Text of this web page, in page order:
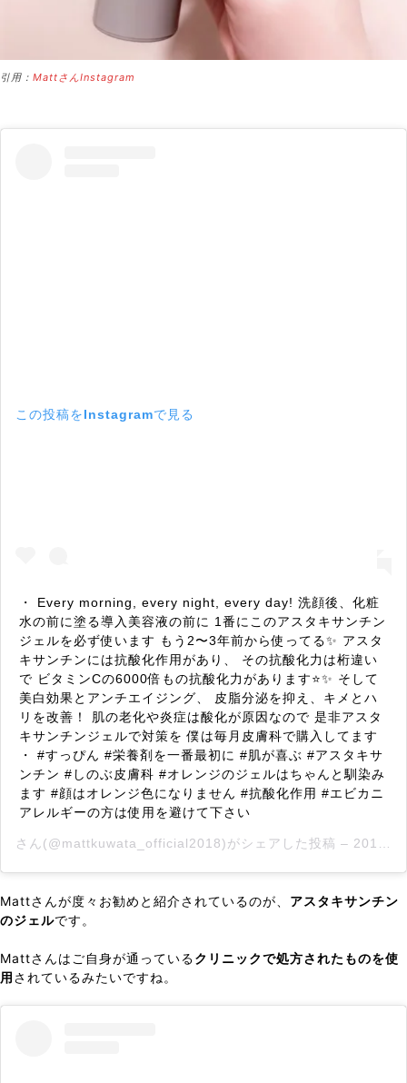
引用： MattさんInstagram
この投稿をInstagramで見る
・ Every morning, every night, every day! 洗顔後、化粧
水の前に塗る導入美容液の前に 1番にこのアスタキサンチン
ジェルを必ず使います もう2〜3年前から使ってる✨ アスタ
キサンチンには抗酸化作用があり、 その抗酸化力は桁違い
で ビタミンCの6000倍もの抗酸化力があります⭐️✨ そして
美白効果とアンチエイジング、 皮脂分泌を抑え、キメとハ
リを改善！ 肌の老化や炎症は酸化が原因なので 是非アスタ
キサンチンジェルで対策を 僕は毎月皮膚科で購入してます
・ #すっぴん #栄養剤を一番最初に #肌が喜ぶ #アスタキサ
ンチン #しのぶ皮膚科 #オレンジのジェルはちゃんと馴染み
ます #顔はオレンジ色になりません #抗酸化作用 #エビカニ
アレルギーの方は使用を避けて下さい
さん(@mattkuwata_official2018)がシェアした投稿 – 2019年 6月月26日午後1時59分PDT
Mattさんが度々お勧めと紹介されているのが、 アスタキサンチン
のジェルです。
Mattさんはご自身が通っているクリニックで処方されたものを使
用されているみたいですね。